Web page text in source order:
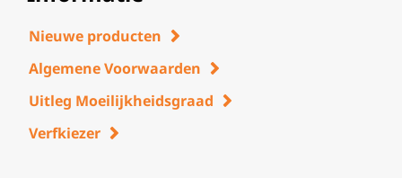
Nieuwe producten
Algemene Voorwaarden
Uitleg Moeilijkheidsgraad
Verfkiezer